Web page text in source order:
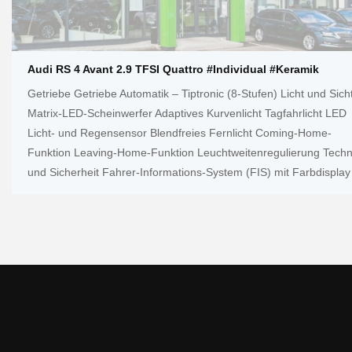
Audi RS 4 Avant 2.9 TFSI Quattro #Individual #Keramik
Getriebe Getriebe Automatik – Tiptronic (8-Stufen) Licht und
Matrix-LED-Scheinwerfer Adaptives Kurvenlicht Tagfahrlicht LED
Licht- und Regensensor Blendfreies Fernlicht Coming-Home-
Funktion Leaving-Home-Funktion Leuchtweitenregulierung
und Sicherheit Fahrer-Informations-System (FIS) mit Farbdisplay